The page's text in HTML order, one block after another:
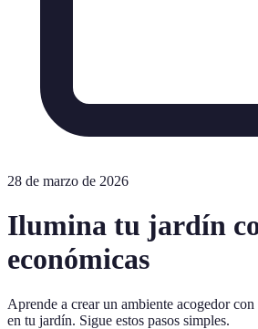
28 de marzo de 2026
Ilumina tu jardín
económicas
Aprende a crear un ambiente acogedor
en tu jardín. Sigue estos pasos simples.